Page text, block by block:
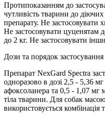
Протипоказанням до
чутливість тварини до
препарату. Не застосовувати
Не застосовувати цуценятам
до 2 кг. Не застосовувати
Дози та порядок застосування
Препарат NexGard Spectra
одноразово в дозі 2,5 - 5,36
афоксоланера та 0,5 - 1,07 мг
тіла тварини. Для собак
використовується комбінація